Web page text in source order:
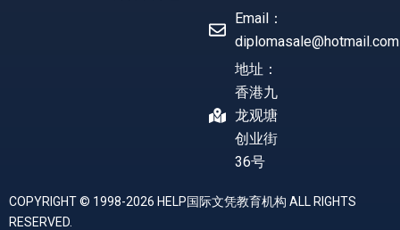
Email：
diplomasale@hotmail.com
地址：
香港九
龙观塘
创业街
36号
COPYRIGHT © 1998-2026 HELP国际文凭教育机构 ALL RIGHTS
RESERVED.